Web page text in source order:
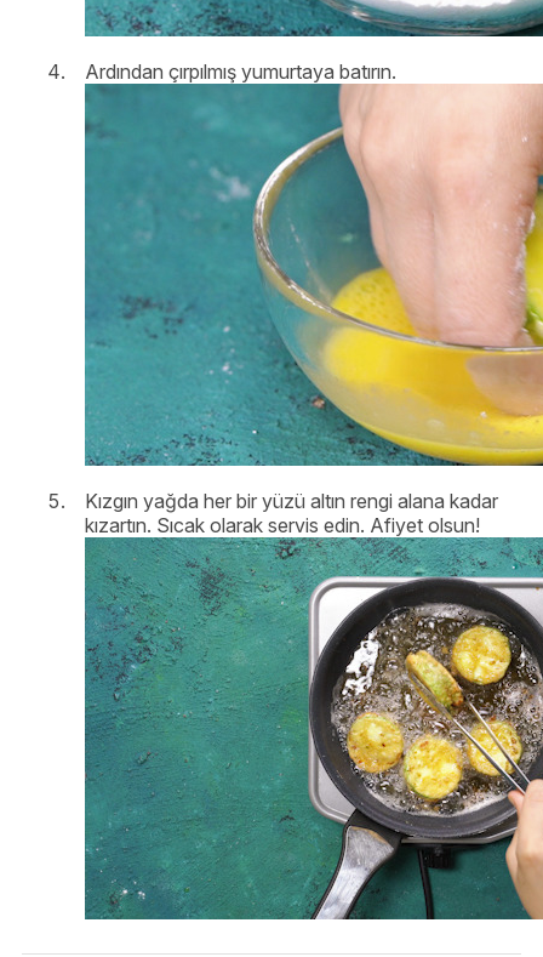
Ardından çırpılmış yumurtaya batırın.
Kızgın yağda her bir yüzü altın rengi alana kadar
kızartın. Sıcak olarak servis edin. Afiyet olsun!